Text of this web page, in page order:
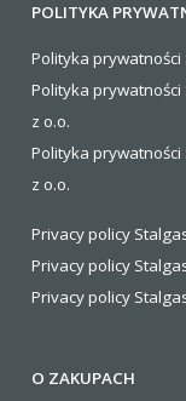
POLITYKA
Polityka prywatności
Polityka
z o.o.
Polityka
z o.o.
Privacy policy
Privacy policy
Privacy policy
O ZAKUPACH